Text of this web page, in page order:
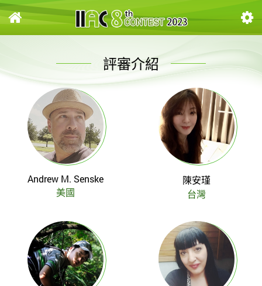
評審介紹
Andrew M. Senske
美國
陳安瑾
台灣